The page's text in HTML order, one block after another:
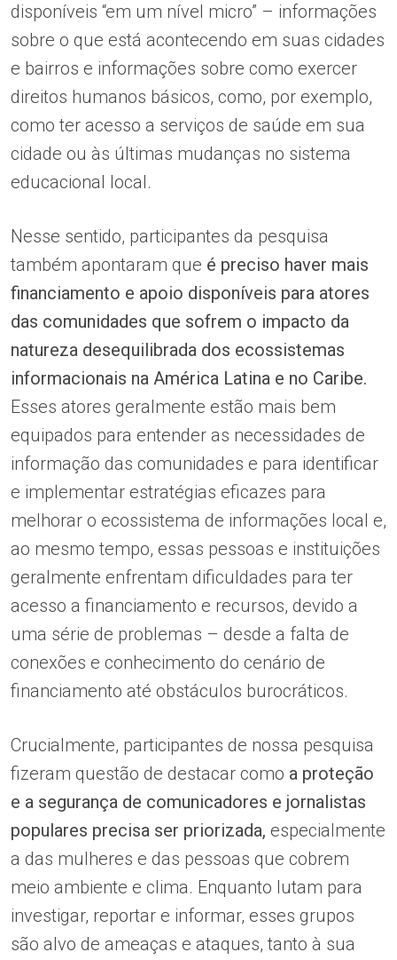
disponíveis “em um nível micro” – informações
sobre o que está acontecendo em suas cidades
e bairros e informações sobre como exercer
direitos humanos básicos, como, por exemplo,
como ter acesso a serviços de saúde em sua
cidade ou às últimas mudanças no sistema
educacional local.
Nesse sentido, participantes da pesquisa
também apontaram que é preciso haver mais
financiamento e apoio disponíveis para atores
das comunidades que sofrem o impacto da
natureza desequilibrada dos ecossistemas
informacionais na América Latina e no Caribe.
Esses atores geralmente estão mais bem
equipados para entender as necessidades de
informação das comunidades e para identificar
e implementar estratégias eficazes para
melhorar o ecossistema de informações local e,
ao mesmo tempo, essas pessoas e instituições
geralmente enfrentam dificuldades para ter
acesso a financiamento e recursos, devido a
uma série de problemas – desde a falta de
conexões e conhecimento do cenário de
financiamento até obstáculos burocráticos.
Crucialmente, participantes de nossa pesquisa
fizeram questão de destacar como a proteção
e a segurança de comunicadores e jornalistas
populares precisa ser priorizada, especialmente
a das mulheres e das pessoas que cobrem
meio ambiente e clima. Enquanto lutam para
investigar, reportar e informar, esses grupos
são alvo de ameaças e ataques, tanto à sua